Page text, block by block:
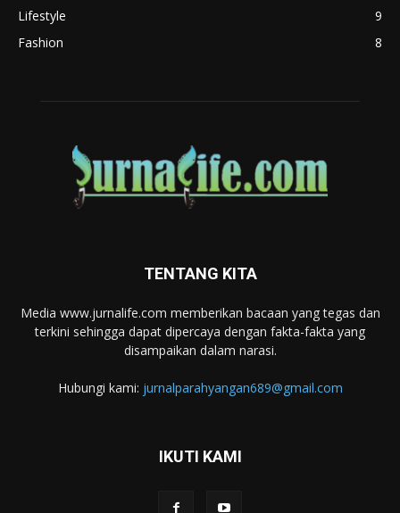
Lifestyle
9
Fashion
8
TENTANG KITA
Media www.jurnalife.com memberikan bacaan yang tegas dan
terkini sehingga dapat dipercaya dengan fakta-fakta yang
disampaikan dalam narasi.
Hubungi kami: jurnalparahyangan689@gmail.com
IKUTI KAMI